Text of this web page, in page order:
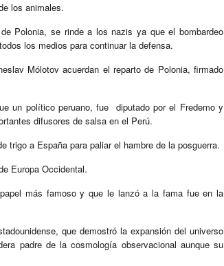
los animales.
Polonia, se rinde a los nazis ya que el bombardeo
los medios para continuar la defensa.
Mólotov acuerdan el reparto de Polonia, firmado
un político peruano, fue diputado por el Fredemo y
difusores de salsa en el Perú.
trigo a España para paliar el hambre de la posguerra.
Europa Occidental.
más famoso y que le lanzó a la fama fue en la
que demostró la expansión del universo
padre de la cosmología observacional aunque su